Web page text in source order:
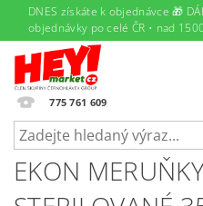
DNES získáte k objednávce 🎁
objednávky po celé ČR • nad
775 761 609
EKON